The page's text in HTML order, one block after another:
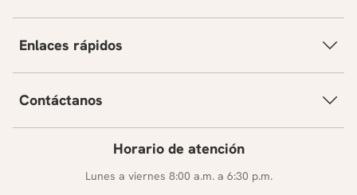
Enlaces rápidos
Contáctanos
Horario de atención
Lunes a viernes 8:00 a.m. a 6:30 p.m.